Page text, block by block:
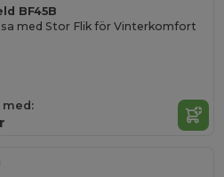
BF45B
med Stor Flik för Vinterkomfort
med: